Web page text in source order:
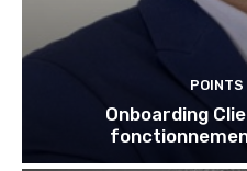
POINTS
Onboarding